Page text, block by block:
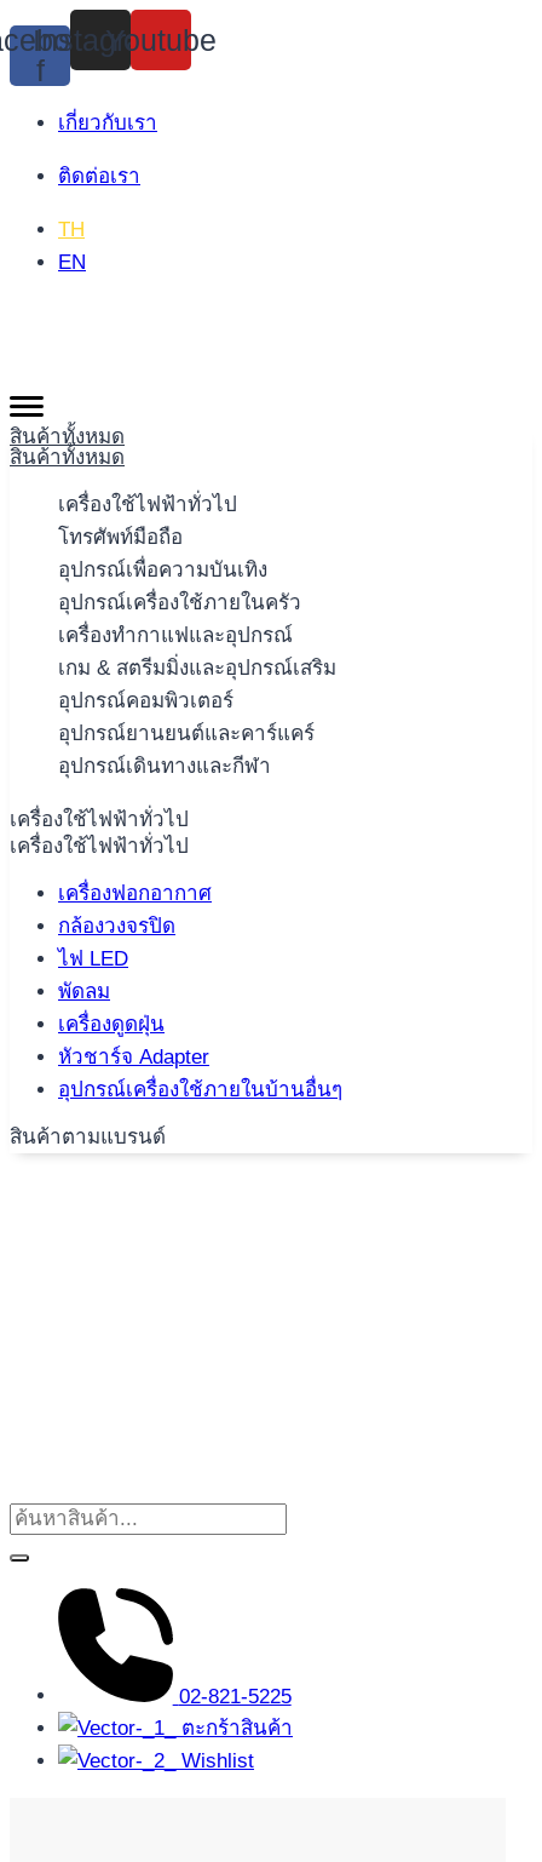
Skip
to
content
f
Instagram
Youtube
เกี่ยวกับเรา
ติดต่อเรา
TH
EN
สินค้าทั้งหมด
สินค้าทั้งหมด
เครื่องใช้ไฟฟ้าทั่วไป
โทรศัพท์มือถือ
อุปกรณ์เพื่อความบันเทิง
อุปกรณ์เครื่องใช้ภายในครัว
เครื่องทำกาแฟและอุปกรณ์
เกม & สตรีมมิ่งและอุปกรณ์เสริม
อุปกรณ์คอมพิวเตอร์
อุปกรณ์ยานยนต์และคาร์แคร์
อุปกรณ์เดินทางและกีฬา
เครื่องใช้ไฟฟ้าทั่วไป
เครื่องใช้ไฟฟ้าทั่วไป
เครื่องฟอกอากาศ
กล้องวงจรปิด
ไฟ LED
พัดลม
เครื่องดูดฝุ่น
หัวชาร์จ Adapter
อุปกรณ์เครื่องใช้ภายในบ้านอื่นๆ
สินค้าตามแบรนด์
02-821-5225
ตะกร้าสินค้า
Wishlist